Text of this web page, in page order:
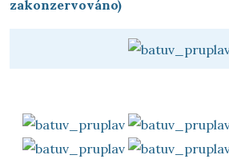
zakonzervováno)